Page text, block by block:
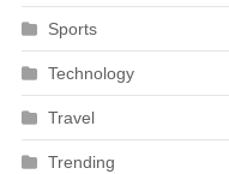
Sports
Technology
Travel
Trending